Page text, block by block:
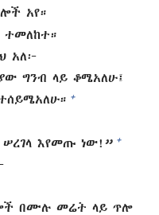
አየ።
ተመለከተ።
አለ፦
ግንብ ላይ ቆሜአለሁ፤
+
እየመጡ ነው!” +
በሙሉ መሬት ላይ ጥሎ